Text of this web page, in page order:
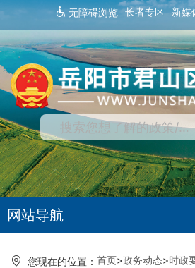
无障碍浏览 长者专区 新媒
网站导航
您现在的位置： 首页>政务动态>时政